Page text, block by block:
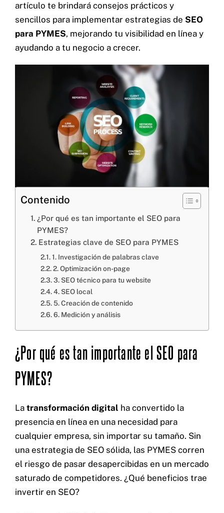
artículo te brindará consejos prácticos y
sencillos para implementar estrategias de SEO
para PYMES, mejorando tu visibilidad en línea y
ayudando a tu negocio a crecer.
Contenido
¿Por qué es tan importante el SEO para
PYMES?
Estrategias clave de SEO para PYMES
1. Investigación de palabras clave
2. Optimización on-page
3. SEO técnico para tu website
4. SEO local
5. Creación de contenido
6. Medición y análisis
¿Por qué es tan importante el SEO para
PYMES?
La transformación digital ha convertido la
presencia en línea en una necesidad para
cualquier empresa, sin importar su tamaño. Sin
una estrategia de SEO sólida, las PYMES corren
el riesgo de pasar desapercibidas en un mercado
saturado de competidores. ¿Qué beneficios trae
invertir en SEO?
Home
Servicios
Proyectos
Blog
Nosotros
Cel: +57 3184183054
Email: hi@classalia.com
Neiva – Huila – Colombia